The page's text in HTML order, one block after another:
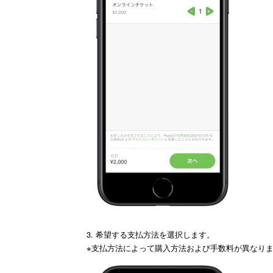
3. 希望する支払方法を選択します。
※支払方法によって購入方法および手数料が異なり